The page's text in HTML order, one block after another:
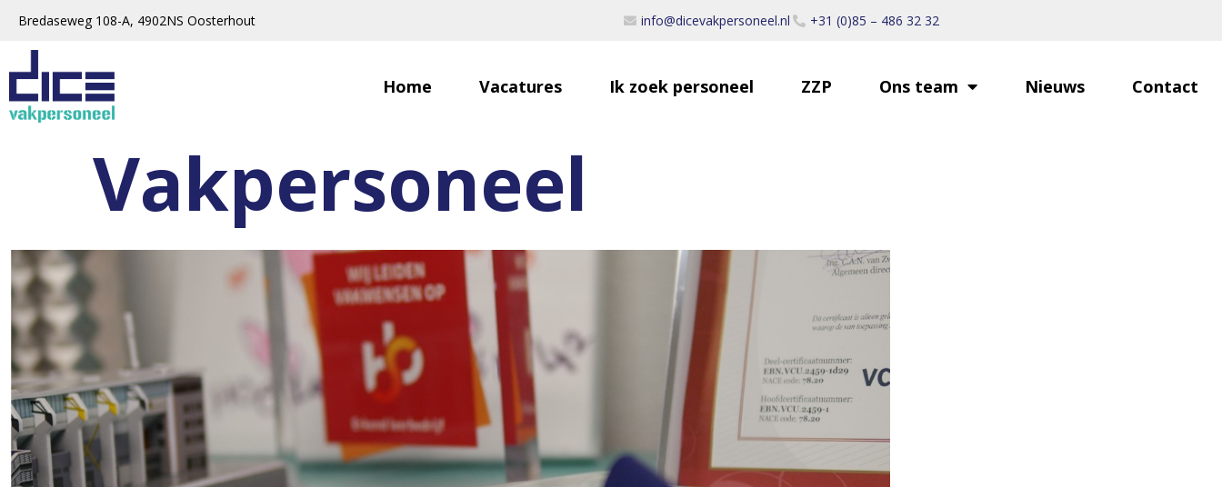
Bredaseweg 108-A, 4902NS Oosterhout info@dicevakpersoneel.nl +31 (0)85 – 486 32 32
Home Vacatures Ik zoek personeel ZZP Ons team Nieuws Contact
Vakpersoneel